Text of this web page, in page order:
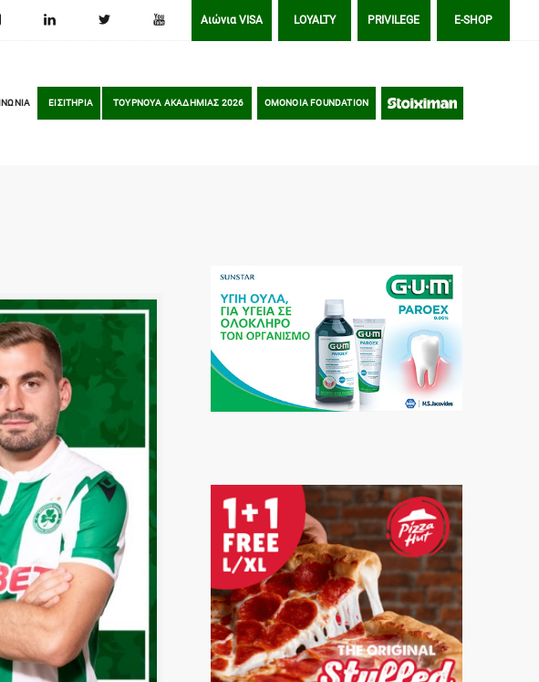
Αιώνια VISA LOYALTY PRIVILEGE E-SHOP
ΕΙΣΙΤΗΡΙΑ ΤΟΥΡΝΟΥΑ ΑΚΑΔΗΜΙΑΣ 2026 OMONOIA FOUNDATION STOIXIMAN